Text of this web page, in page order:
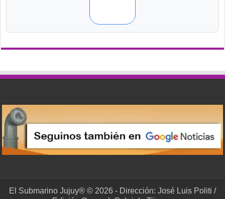
El Submarino Jujuy® © 2026 - Dirección: José Luis Politi /